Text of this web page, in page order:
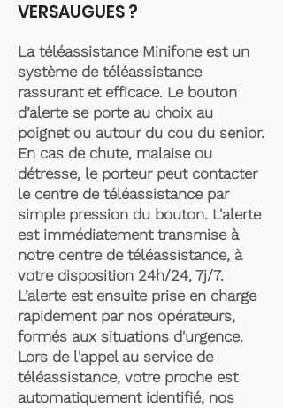
VERSAUGUES ?
La téléassistance Minifone est un
système de téléassistance
rassurant et efficace. Le bouton
d’alerte se porte au choix au
poignet ou autour du cou du senior.
En cas de chute, malaise ou
détresse, le porteur peut contacter
le centre de téléassistance par
simple pression du bouton. L'alerte
est immédiatement transmise à
notre centre de téléassistance, à
votre disposition 24h/24, 7j/7.
L’alerte est ensuite prise en charge
rapidement par nos opérateurs,
formés aux situations d'urgence.
Lors de l'appel au service de
téléassistance, votre proche est
automatiquement identifié, nos